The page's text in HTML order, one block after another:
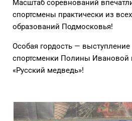
Масштаб соревнований
спортсмены практически из
образований Подмосковья!
Особая гордость —
спортсменки Полины Ивановой
«Русский медведь»!